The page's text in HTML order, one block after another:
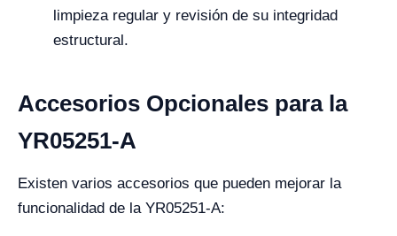
limpieza regular y revisión de su integridad
estructural.
Accesorios Opcionales para la
YR05251-A
Existen varios accesorios que pueden mejorar la
funcionalidad de la YR05251-A: